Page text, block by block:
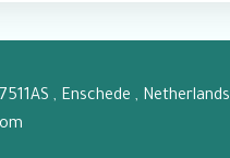
, Enschede , Netherlands